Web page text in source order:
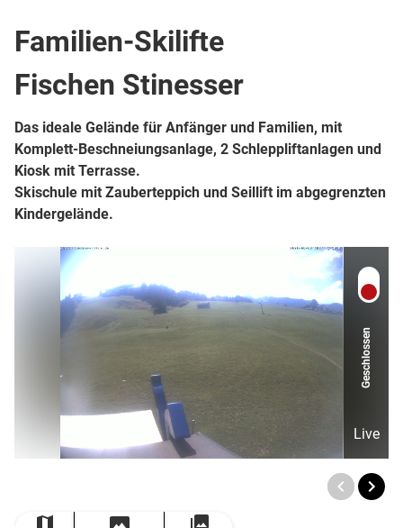
Familien-Skilifte
Fischen Stinesser
Das ideale Gelände für Anfänger und Familien, mit
Komplett-Beschneiungsanlage, 2 Schleppliftanlagen und
Kiosk mit Terrasse.
Skischule mit Zauberteppich und Seillift im abgegrenzten
Kindergelände.
Geschlossen
Live